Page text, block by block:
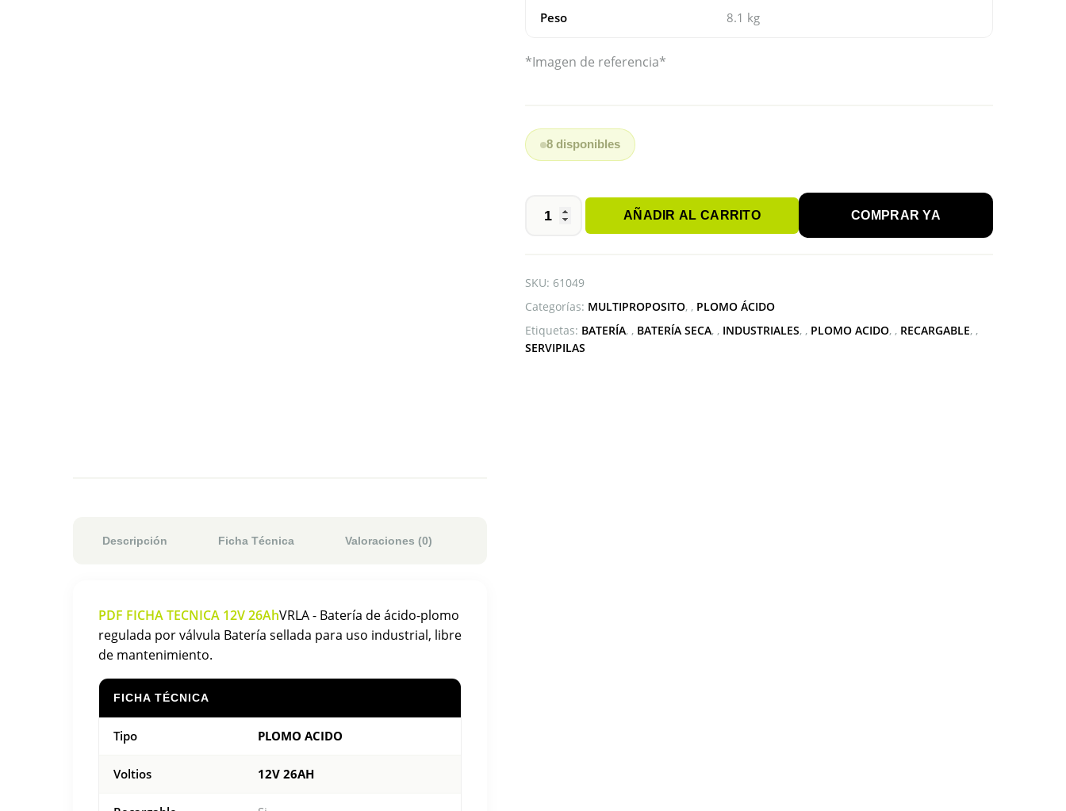
Peso 8.1 kg
*Imagen de referencia*
8 disponibles
BATERIA
26AH
cantidad
AÑADIR AL CARRITO COMPRAR YA
SKU: 61049
Categorías: MULTIPROPOSITO , PLOMO ÁCIDO
Etiquetas: BATERÍA , BATERÍA SECA , INDUSTRIALES , PLOMO ACIDO , RECARGABLE ,
SERVIPILAS
Descripción Ficha Técnica Valoraciones (0)
PDF FICHA TECNICA 12V 26AhVRLA - Batería de ácido-plomo
regulada por válvula Batería sellada para uso industrial, libre
de mantenimiento.
FICHA TÉCNICA
Tipo PLOMO ACIDO
Voltios 12V 26AH